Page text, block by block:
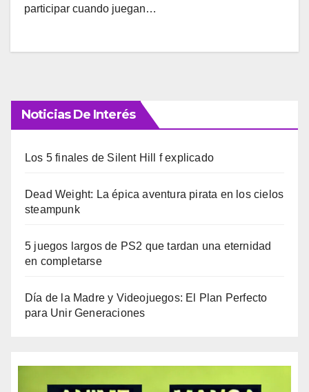
participar cuando juegan…
Noticias De Interés
Los 5 finales de Silent Hill f explicado
Dead Weight: La épica aventura pirata en los cielos
steampunk
5 juegos largos de PS2 que tardan una eternidad
en completarse
Día de la Madre y Videojuegos: El Plan Perfecto
para Unir Generaciones